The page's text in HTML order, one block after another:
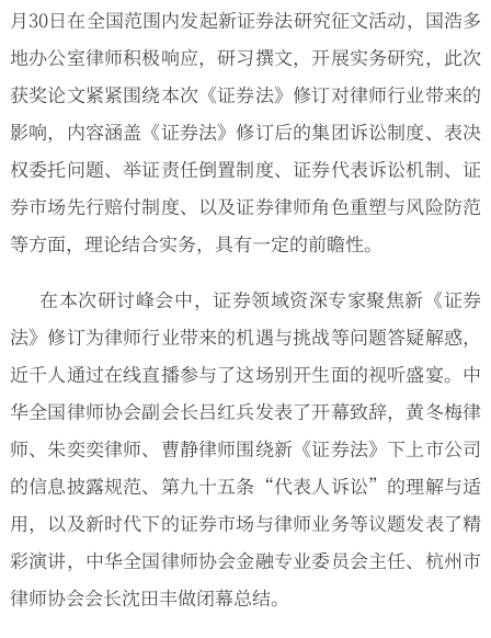
月30日在全国范围内发起新证券法研究征文活动，国浩多
地办公室律师积极响应，研习撰文，开展实务研究，此次
获奖论文紧紧围绕本次《证券法》修订对律师行业带来的
影响，内容涵盖《证券法》修订后的集团诉讼制度、表决
权委托问题、举证责任倒置制度、证券代表诉讼机制、证
券市场先行赔付制度、以及证券律师角色重塑与风险防范
等方面，理论结合实务，具有一定的前瞻性。
在本次研讨峰会中，证券领域资深专家聚焦新《证券
法》修订为律师行业带来的机遇与挑战等问题答疑解惑，
近千人通过在线直播参与了这场别开生面的视听盛宴。中
华全国律师协会副会长吕红兵发表了开幕致辞，黄冬梅律
师、朱奕奕律师、曹静律师围绕新《证券法》下上市公司
的信息披露规范、第九十五条“代表人诉讼”的理解与适
用，以及新时代下的证券市场与律师业务等议题发表了精
彩演讲，中华全国律师协会金融专业委员会主任、杭州市
律师协会会长沈田丰做闭幕总结。